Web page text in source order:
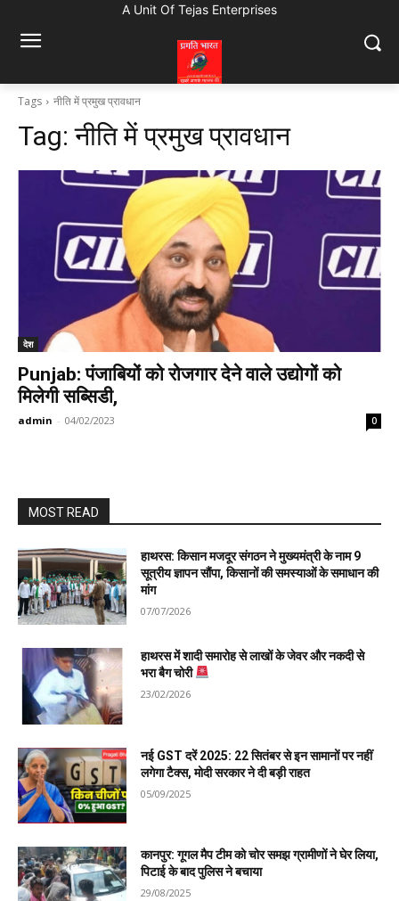
A Unit Of Tejas Enterprises
Tags नीति में प्रमुख प्रावधान
Tag:नीति में प्रमुख प्रावधान
देश
Punjab: पंजाबियों को रोजगार देने वाले उद्योगों को
मिलेगी सब्सिडी,
admin - 04/02/2023 0
MOST READ
हाथरस: किसान मजदूर संगठन ने मुख्यमंत्री के नाम 9
सूत्रीय ज्ञापन सौंपा, किसानों की समस्याओं के समाधान की
मांग
07/07/2026
हाथरस में शादी समारोह से लाखों के जेवर और नकदी से
भरा बैग चोरी
23/02/2026
नई GST दरें 2025: 22 सितंबर से इन सामानों पर नहीं
लगेगा टैक्स, मोदी सरकार ने दी बड़ी राहत
05/09/2025
कानपुर: गूगल मैप टीम को चोर समझ ग्रामीणों ने घेर लिया,
पिटाई के बाद पुलिस ने बचाया
29/08/2025